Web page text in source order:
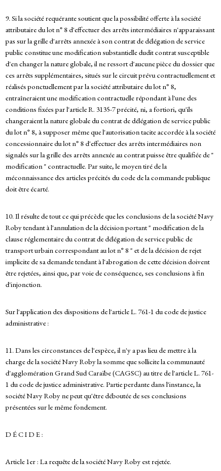
9. Si la société requérante soutient que la possibilité offerte à la société
attributaire du lot n° 8 d'effectuer des arrêts intermédiaires n'apparaissant
pas sur la grille d'arrêts annexée à son contrat de délégation de service
public constitue une modification substantielle dudit contrat susceptible
d'en changer la nature globale, il ne ressort d'aucune pièce du dossier que
ces arrêts supplémentaires, situés sur le circuit prévu contractuellement et
réalisés ponctuellement par la société attributaire du lot n° 8,
entraîneraient une modification contractuelle répondant à l'une des
conditions fixées par l'article R. 3135-7 précité, ni, a fortiori, qu'ils
changeraient la nature globale du contrat de délégation de service public
du lot n° 8, à supposer même que l'autorisation tacite accordée à la société
concessionnaire du lot n° 8 d'effectuer des arrêts intermédiaires non
signalés sur la grille des arrêts annexée au contrat puisse être qualifiée de "
modification " contractuelle. Par suite, le moyen tiré de la
méconnaissance des articles précités du code de la commande publique
doit être écarté.
10. Il résulte de tout ce qui précède que les conclusions de la société Navy
Roby tendant à l'annulation de la décision portant " modification de la
clause réglementaire du contrat de délégation de service public de
transport urbain correspondant au lot n° 8 " et de la décision de rejet
implicite de sa demande tendant à l'abrogation de cette décision doivent
être rejetées, ainsi que, par voie de conséquence, ses conclusions à fin
d'injonction.
Sur l'application des dispositions de l'article L. 761-1 du code de justice
administrative :
11. Dans les circonstances de l'espèce, il n'y a pas lieu de mettre à la
charge de la société Navy Roby la somme que sollicite la communauté
d'agglomération Grand Sud Caraïbe (CAGSC) au titre de l'article L. 761-
1 du code de justice administrative. Partie perdante dans l'instance, la
société Navy Roby ne peut qu'être déboutée de ses conclusions
présentées sur le même fondement.
D É C I D E :
Article 1er : La requête de la société Navy Roby est rejetée.